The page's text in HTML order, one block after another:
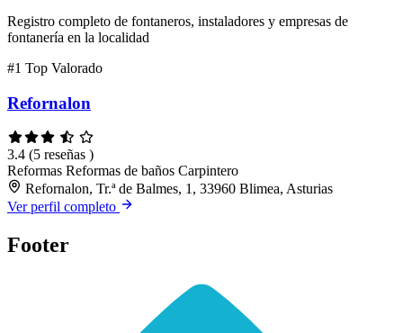
Registro completo de fontaneros, instaladores y empresas de
fontanería en la localidad
#1 Top Valorado
Refornalon
3.4 (5 reseñas )
Reformas Reformas de baños Carpintero
Refornalon, Tr.ª de Balmes, 1, 33960 Blimea, Asturias
Ver perfil completo
Footer